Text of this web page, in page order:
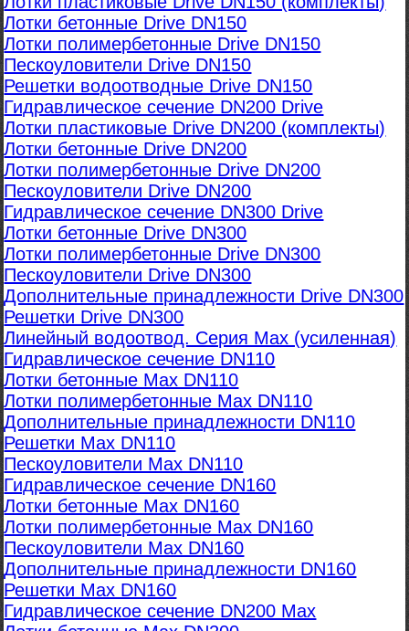
Лотки бетонные Drive DN150
Лотки полимербетонные Drive DN150
Пескоуловители Drive DN150
Решетки водоотводные Drive DN150
Гидравлическое сечение DN200 Drive
Лотки пластиковые Drive DN200 (комплекты)
Лотки бетонные Drive DN200
Лотки полимербетонные Drive DN200
Пескоуловители Drive DN200
Гидравлическое сечение DN300 Drive
Лотки бетонные Drive DN300
Лотки полимербетонные Drive DN300
Пескоуловители Drive DN300
Дополнительные принадлежности Drive DN300
Решетки Drive DN300
Линейный водоотвод. Серия Max (усиленная)
Гидравлическое сечение DN110
Лотки бетонные Max DN110
Лотки полимербетонные Max DN110
Дополнительные принадлежности DN110
Решетки Max DN110
Пескоуловители Max DN110
Гидравлическое сечение DN160
Лотки бетонные Max DN160
Лотки полимербетонные Max DN160
Пескоуловители Max DN160
Дополнительные принадлежности DN160
Решетки Max DN160
Гидравлическое сечение DN200 Max